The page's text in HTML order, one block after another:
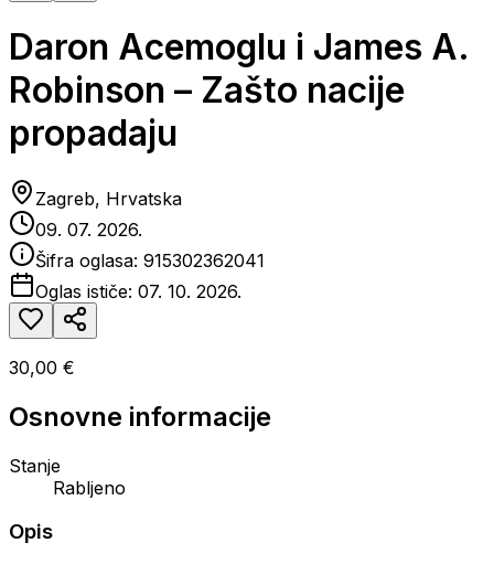
Daron Acemoglu i James A.
Robinson – Zašto nacije
propadaju
Zagreb, Hrvatska
09. 07. 2026.
Šifra oglasa: 915302362041
Oglas ističe: 07. 10. 2026.
30,00 €
Osnovne informacije
Stanje
Rabljeno
Opis